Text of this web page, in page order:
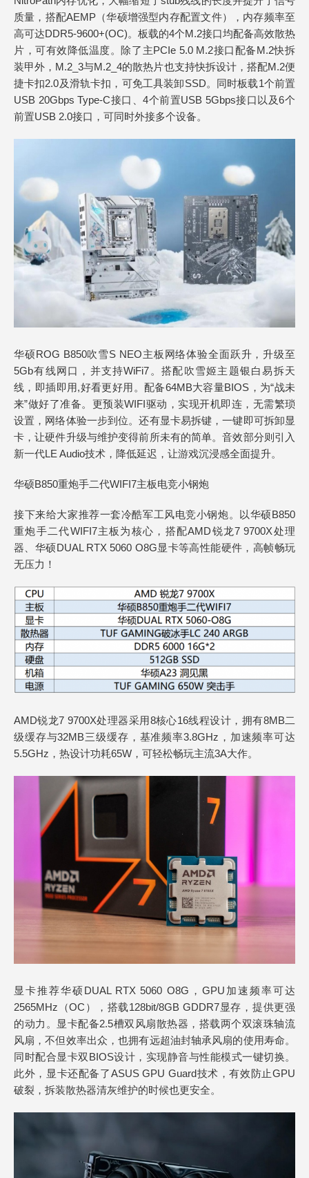
质量，搭配AEMP（华硕增强型内存配置文件），内存频率至
高可达DDR5-9600+(OC)。板载的4个M.2接口均配备高效散热
片，可有效降低温度。除了主PCIe 5.0 M.2接口配备M.2快拆
装甲外，M.2_3与M.2_4的散热片也支持快拆设计，搭配M.2便
捷卡扣2.0及滑轨卡扣，可免工具装卸SSD。同时板载1个前置
USB 20Gbps Type-C接口、4个前置USB 5Gbps接口以及6个
前置USB 2.0接口，可同时外接多个设备。
华硕ROG B850吹雪S NEO主板网络体验全面跃升，升级至
5Gb有线网口，并支持WiFi7。搭配吹雪姬主题银白易拆天
线，即插即用,好看更好用。配备64MB大容量BIOS，为“战未
来”做好了准备。更预装WIFI驱动，实现开机即连，无需繁琐
设置，网络体验一步到位。还有显卡易拆键，一键即可拆卸显
卡，让硬件升级与维护变得前所未有的简单。音效部分则引入
新一代LE Audio技术，降低延迟，让游戏沉浸感全面提升。
华硕B850重炮手二代WIFI7主板电竞小钢炮
接下来给大家推荐一套冷酷军工风电竞小钢炮。以华硕B850
重炮手二代WIFI7主板为核心，搭配AMD锐龙7 9700X处理
器、华硕DUAL RTX 5060 O8G显卡等高性能硬件，高帧畅玩
无压力！
AMD锐龙7 9700X处理器采用8核心16线程设计，拥有8MB二
级缓存与32MB三级缓存，基准频率3.8GHz，加速频率可达
5.5GHz，热设计功耗65W，可轻松畅玩主流3A大作。
显卡推荐华硕DUAL RTX 5060 O8G，GPU加速频率可达
2565MHz（OC），搭载128bit/8GB GDDR7显存，提供更强
的动力。显卡配备2.5槽双风扇散热器，搭载两个双滚珠轴流
风扇，不但效率出众，也拥有远超油封轴承风扇的使用寿命。
同时配合显卡双BIOS设计，实现静音与性能模式一键切换。
此外，显卡还配备了ASUS GPU Guard技术，有效防止GPU
破裂，拆装散热器清灰维护的时候也更安全。